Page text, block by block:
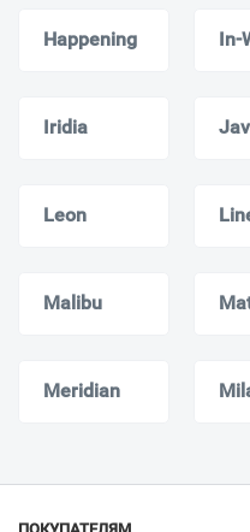
Happening In-
Iridia
Leon
Malibu
Meridian